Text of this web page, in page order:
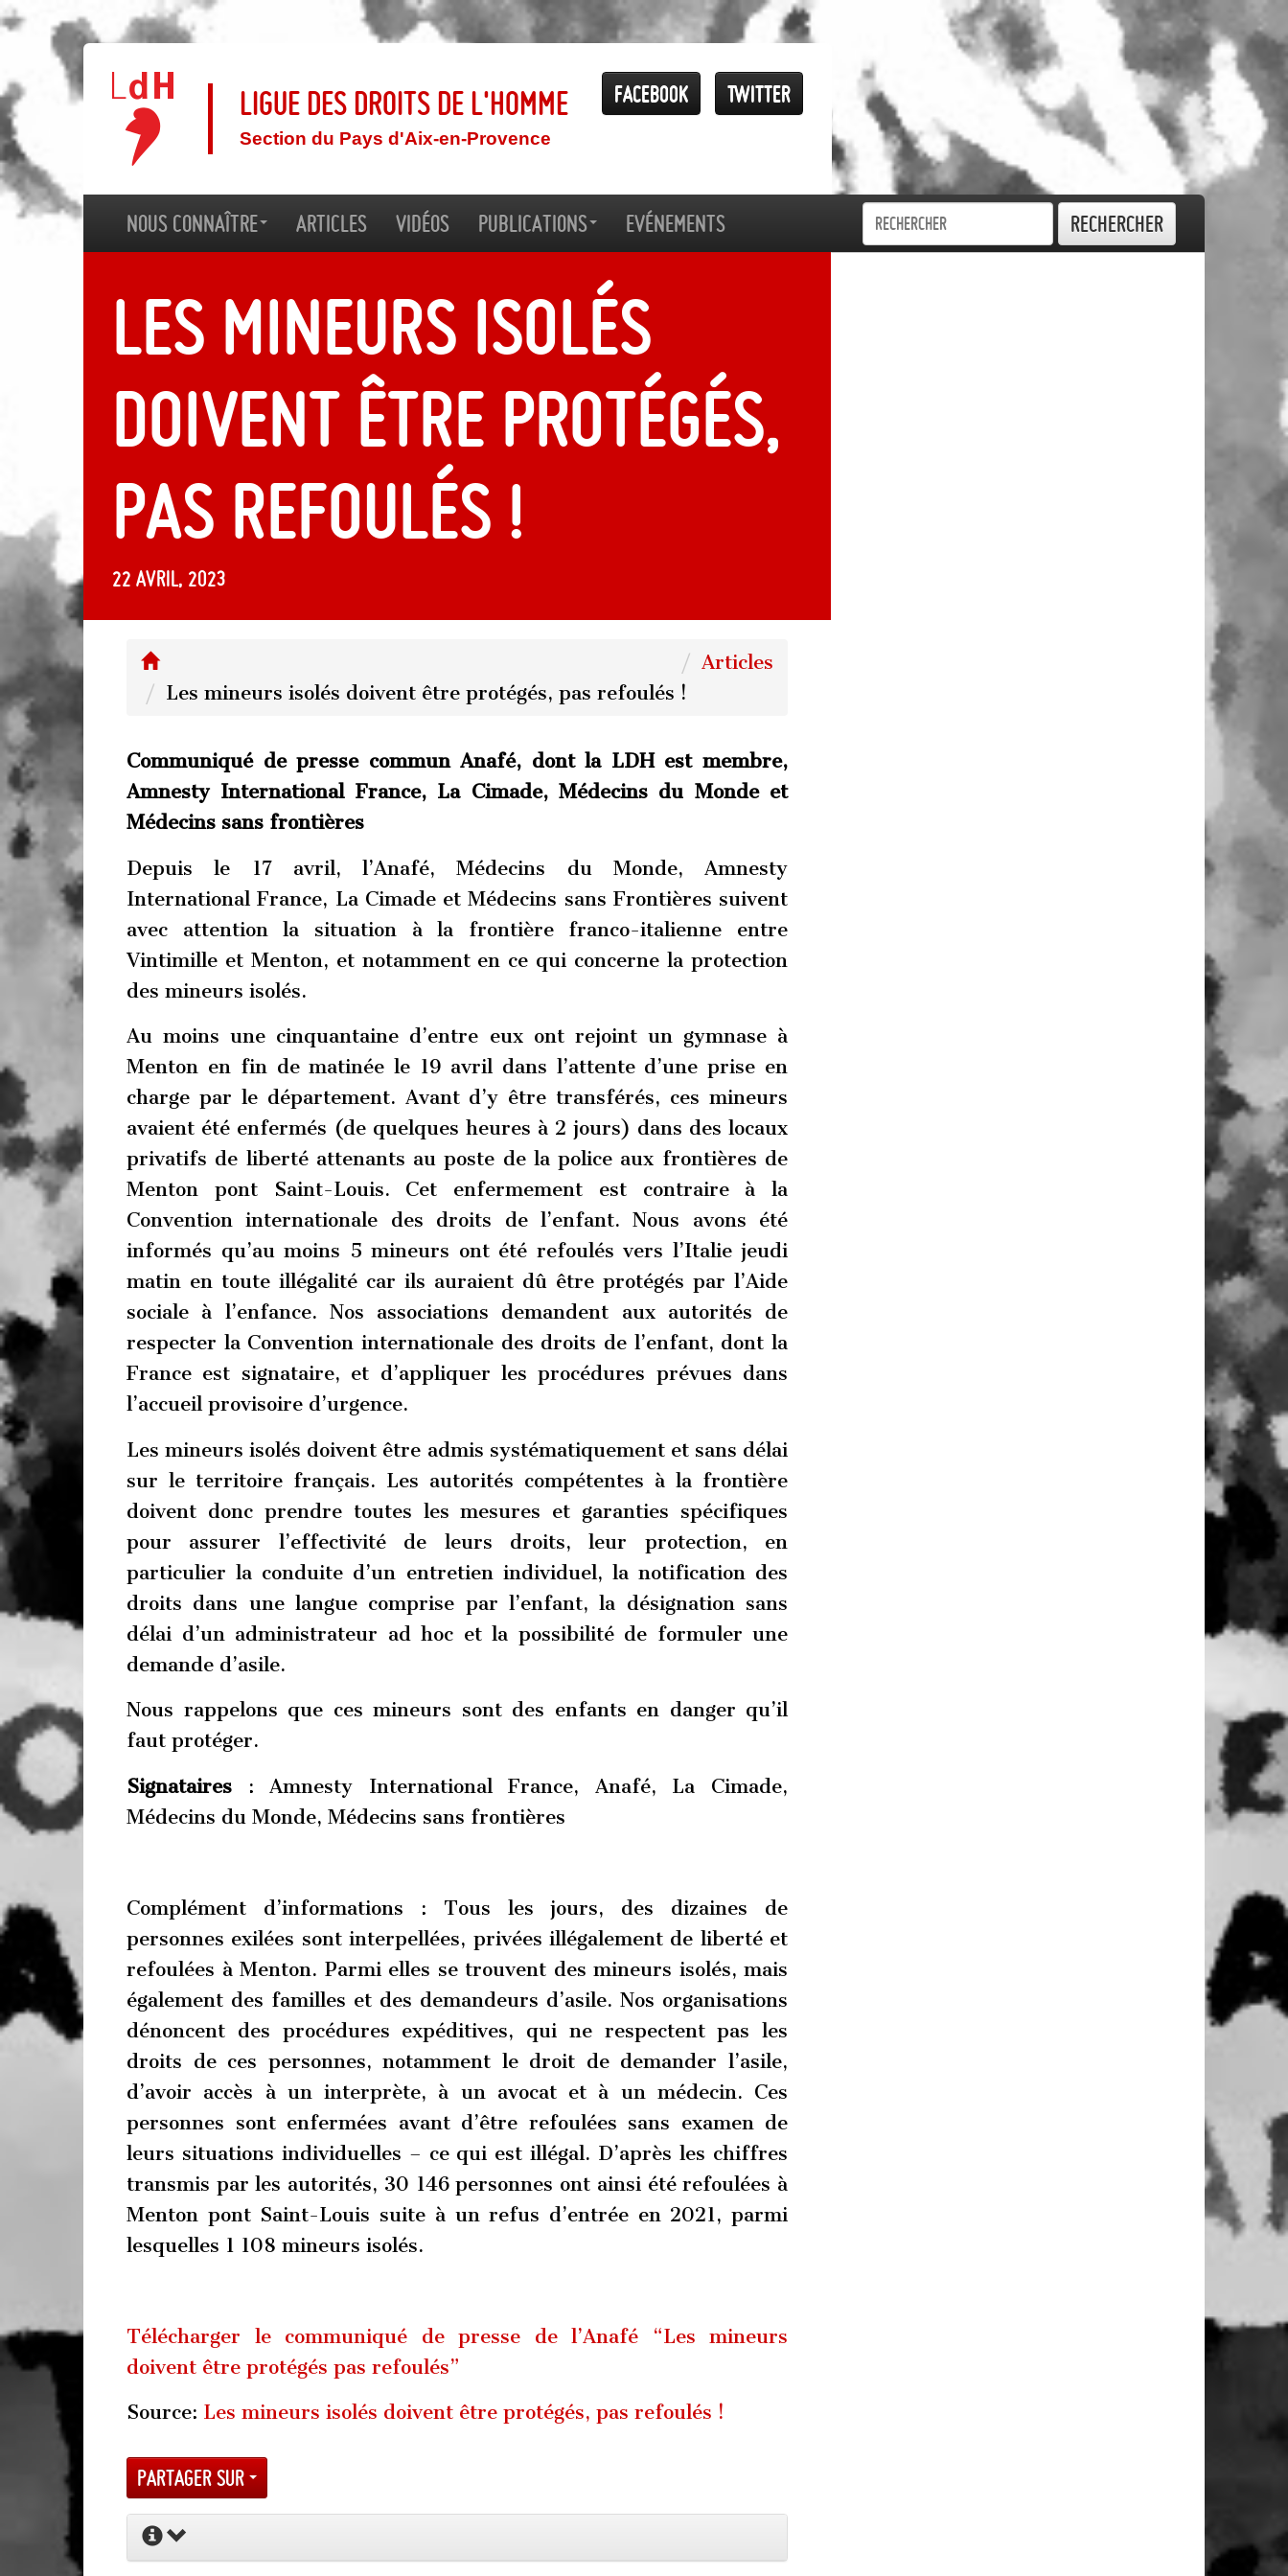
Twitter
Facebook
Ligue des droits de l'Homme
Section du Pays d'Aix-en-Provence
Nous connaître Articles Vidéos Publications Evénements Rechercher
Les mineurs isolés
doivent être protégés,
pas refoulés !
22 avril, 2023
Articles
Les mineurs isolés doivent être protégés, pas refoulés !
Communiqué de presse commun Anafé, dont la LDH est membre,
Amnesty International France, La Cimade, Médecins du Monde et
Médecins sans frontières
Depuis le 17 avril, l’Anafé, Médecins du Monde, Amnesty
International France, La Cimade et Médecins sans Frontières suivent
avec attention la situation à la frontière franco-italienne entre
Vintimille et Menton, et notamment en ce qui concerne la protection
des mineurs isolés.
Au moins une cinquantaine d’entre eux ont rejoint un gymnase à
Menton en fin de matinée le 19 avril dans l’attente d’une prise en
charge par le département. Avant d’y être transférés, ces mineurs
avaient été enfermés (de quelques heures à 2 jours) dans des locaux
privatifs de liberté attenants au poste de la police aux frontières de
Menton pont Saint-Louis. Cet enfermement est contraire à la
Convention internationale des droits de l’enfant. Nous avons été
informés qu’au moins 5 mineurs ont été refoulés vers l’Italie jeudi
matin en toute illégalité car ils auraient dû être protégés par l’Aide
sociale à l’enfance. Nos associations demandent aux autorités de
respecter la Convention internationale des droits de l’enfant, dont la
France est signataire, et d’appliquer les procédures prévues dans
l’accueil provisoire d’urgence.
Les mineurs isolés doivent être admis systématiquement et sans délai
sur le territoire français. Les autorités compétentes à la frontière
doivent donc prendre toutes les mesures et garanties spécifiques
pour assurer l’effectivité de leurs droits, leur protection, en
particulier la conduite d’un entretien individuel, la notification des
droits dans une langue comprise par l’enfant, la désignation sans
délai d’un administrateur ad hoc et la possibilité de formuler une
demande d’asile.
Nous rappelons que ces mineurs sont des enfants en danger qu’il
faut protéger.
Signataires : Amnesty International France, Anafé, La Cimade,
Médecins du Monde, Médecins sans frontières
Complément d’informations : Tous les jours, des dizaines de
personnes exilées sont interpellées, privées illégalement de liberté et
refoulées à Menton. Parmi elles se trouvent des mineurs isolés, mais
également des familles et des demandeurs d’asile. Nos organisations
dénoncent des procédures expéditives, qui ne respectent pas les
droits de ces personnes, notamment le droit de demander l’asile,
d’avoir accès à un interprète, à un avocat et à un médecin. Ces
personnes sont enfermées avant d’être refoulées sans examen de
leurs situations individuelles – ce qui est illégal. D’après les chiffres
transmis par les autorités, 30 146 personnes ont ainsi été refoulées à
Menton pont Saint-Louis suite à un refus d’entrée en 2021, parmi
lesquelles 1 108 mineurs isolés.
Télécharger le communiqué de presse de l’Anafé “Les mineurs
doivent être protégés pas refoulés”
Source: Les mineurs isolés doivent être protégés, pas refoulés !
Partager sur